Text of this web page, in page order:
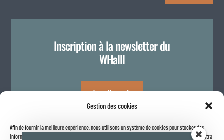
Gestion des cookies
Afin de fournir la meilleure expérience, nous utilisons un système de cookies pour stocker des
informations sur votre navigateur internet. Le fait de consentir à ces technologies nous permettra
Inscription à la newsletter du
WHalll
Je m'inscris